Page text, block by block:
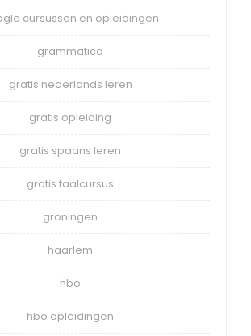
cursussen en opleidingen
grammatica
gratis nederlands leren
gratis opleiding
gratis spaans leren
gratis taalcursus
groningen
haarlem
hbo
hbo opleidingen